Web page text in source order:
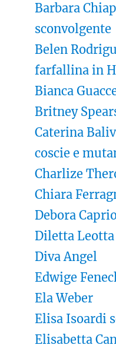
Barbara
sconvolgente
Belen
farfallina in
Bianca
Britney
Caterina
coscie e
Charlize
Chiara
Debora
Diletta Leotta
Diva Angel
Edwige
Ela Weber
Elisa Isoardi
Elisabetta